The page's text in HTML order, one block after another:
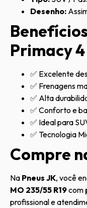
Desenho:
Primacy 4
✅ Excelente
✅ Frenagens
✅ Alta
✅ Conforto e
✅ Ideal para
✅ Tecnologia
Compre
Na Pneus JK, você
MO 235/55 R19com
profissional e